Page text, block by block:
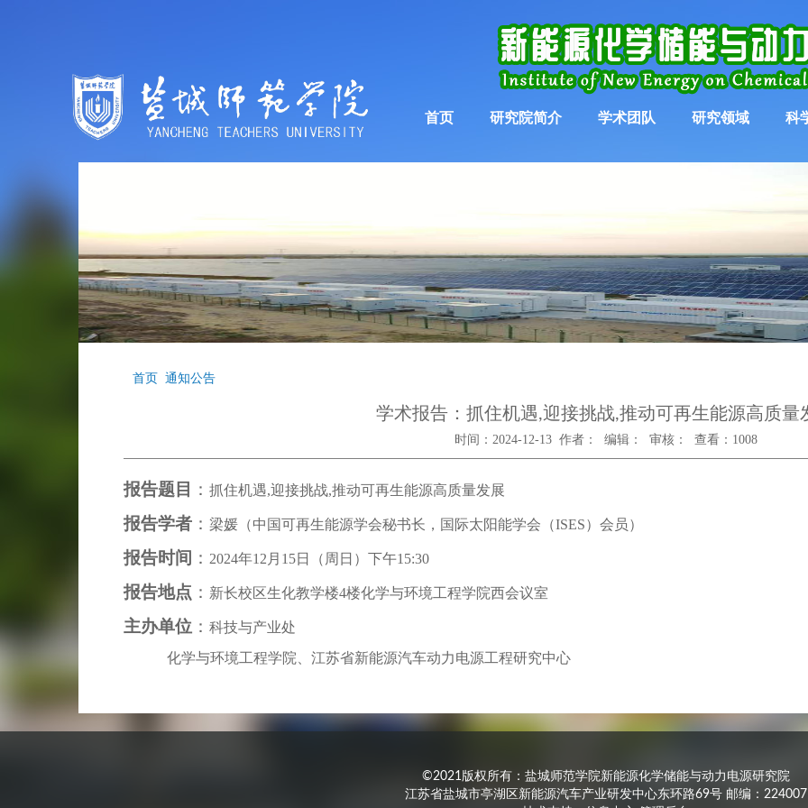
首页 研究院简介 学术团队 研究领域 科
首页 通知公告
学术报告：抓住机遇,迎接挑战,推动可再生能源高质量
时间：2024-12-13 作者： 编辑： 审核： 查看： 1008
报告题目 ： 抓住机遇,迎接挑战,推动可再生能源高质量发展
报告学者 ： 梁媛（中国可再生能源学会秘书长，国际太阳能学会（ISES）会员）
报告时间 ： 2024年12 月 15日（周日）下午15:30
报告地点 ： 新长校区生化教学楼4楼化学与环境工程学院西会议室
主办单位 ： 科技与产业处
化学与环境工程学院、江苏省新能源汽车动力电源工程研究中心
©2021版权所有：盐城师范学院新能源化学储能与动力电源研究院
江苏省盐城市亭湖区新能源汽车产业研发中心东环路69号 邮编：224007